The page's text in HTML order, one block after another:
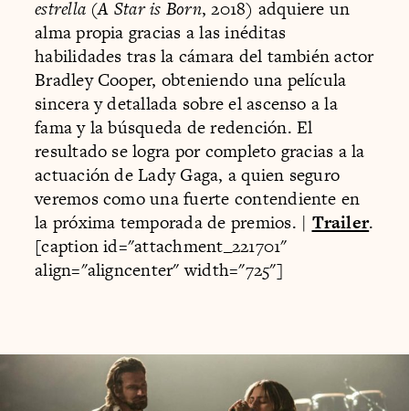
estrella (A Star is Born, 2018) adquiere un
alma propia gracias a las inéditas
habilidades tras la cámara del también actor
Bradley Cooper, obteniendo una película
sincera y detallada sobre el ascenso a la
fama y la búsqueda de redención. El
resultado se logra por completo gracias a la
actuación de Lady Gaga, a quien seguro
veremos como una fuerte contendiente en
la próxima temporada de premios. | Trailer.
[caption id="attachment_221701"
align="aligncenter" width="725"]